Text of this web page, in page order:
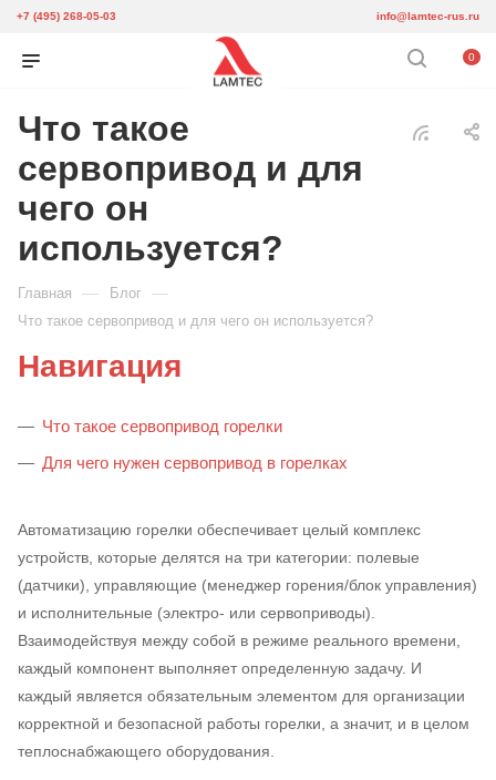
+7 (495) 268-05-03 info@lamtec-rus.ru
0
Что такое
сервопривод и для
чего он
используется?
Главная — Блог —
Что такое сервопривод и для чего он используется?
Навигация
Что такое сервопривод горелки
Для чего нужен сервопривод в горелках
Автоматизацию горелки обеспечивает целый комплекс
устройств, которые делятся на три категории: полевые
(датчики), управляющие (менеджер горения/блок управления)
и исполнительные (электро- или сервоприводы).
Взаимодействуя между собой в режиме реального времени,
каждый компонент выполняет определенную задачу. И
каждый является обязательным элементом для организации
корректной и безопасной работы горелки, а значит, и в целом
теплоснабжающего оборудования.